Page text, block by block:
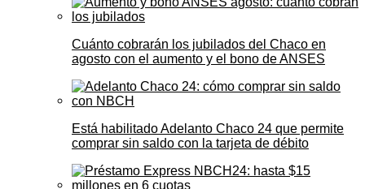
Cuánto cobrarán los jubilados del Chaco en
agosto con el aumento y el bono de ANSES
Está habilitado Adelanto Chaco 24 que permite
comprar sin saldo con la tarjeta de débito